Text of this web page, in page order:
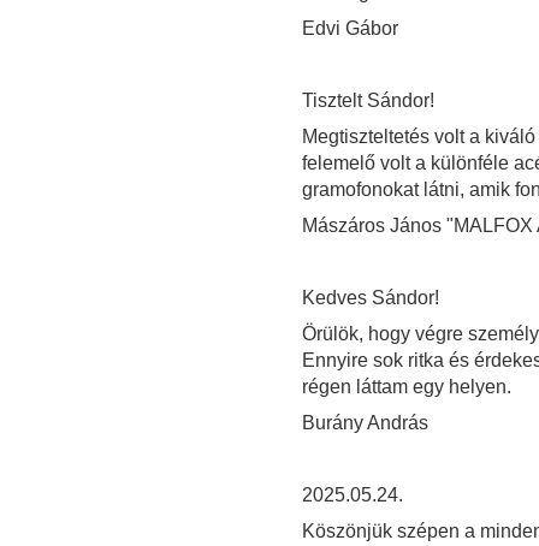
Edvi Gábor
Tisztelt Sándor!
Megtiszteltetés volt a
felemelő volt a különféle
gramofonokat látni, amik
Mászáros János
Kedves Sándor!
Örülök, hogy végre
Ennyire sok ritka és
régen láttam egy helyen.
Burány András
2025.05.24.
Köszönjük szépen a